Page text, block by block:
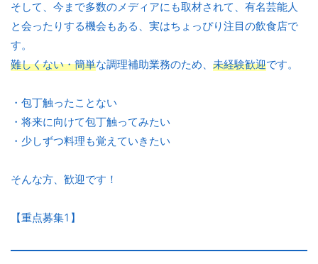
そして、今まで多数のメディアにも取材されて、有名芸能人
と会ったりする機会もある、実はちょっぴり注目の飲食店で
す。
難しくない・簡単な調理補助業務のため、 未経験歓迎です。
・包丁触ったことない
・将来に向けて包丁触ってみたい
・少しずつ料理も覚えていきたい
そんな方、歓迎です！
【重点募集1】